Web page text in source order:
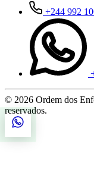
+244 992
© 2026 Ordem dos
reservados.